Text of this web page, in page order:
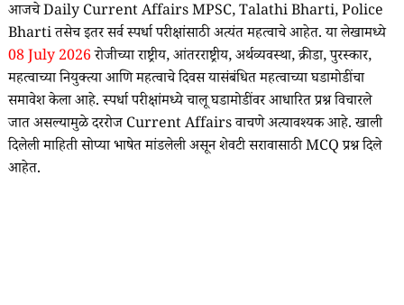
आजचे Daily Current Affairs MPSC, Talathi Bharti, Police
Bharti तसेच इतर सर्व स्पर्धा परीक्षांसाठी अत्यंत महत्वाचे आहेत. या लेखामध्ये
08 July 2026रोजीच्या राष्ट्रीय, आंतरराष्ट्रीय, अर्थव्यवस्था, क्रीडा, पुरस्कार,
महत्वाच्या नियुक्त्या आणि महत्वाचे दिवस यासंबंधित महत्वाच्या घडामोडींचा
समावेश केला आहे. स्पर्धा परीक्षांमध्ये चालू घडामोडींवर आधारित प्रश्न विचारले
जात असल्यामुळे दररोज Current Affairs वाचणे अत्यावश्यक आहे. खाली
दिलेली माहिती सोप्या भाषेत मांडलेली असून शेवटी सरावासाठी MCQ प्रश्न दिले
आहेत.